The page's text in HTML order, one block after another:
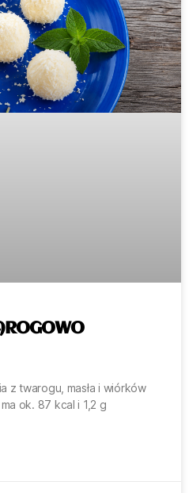
z twarogu, masła i wiórków
ok. 87 kcal i 1,2 g